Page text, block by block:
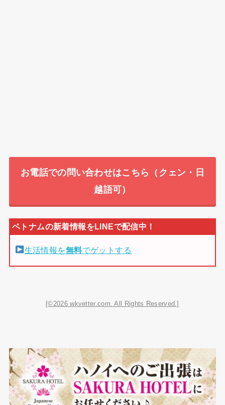
お電話での問い合わせはこちら（クェン・日
越語可）
生活情報を無料でゲットする
[©2026 wkvetter.com. All Rights Reserved.]